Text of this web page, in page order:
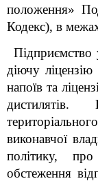
положення»
Кодекс), в
Підприємство
діючу
напоїв та
дистилятів.
виконавчої
політику,
обстеження